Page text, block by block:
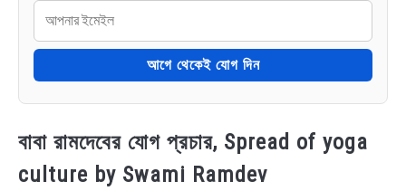
আগে থেকেই যোগ দিন
বাবা রামদেবের যোগ প্রচার, Spread of yoga
culture by Swami Ramdev